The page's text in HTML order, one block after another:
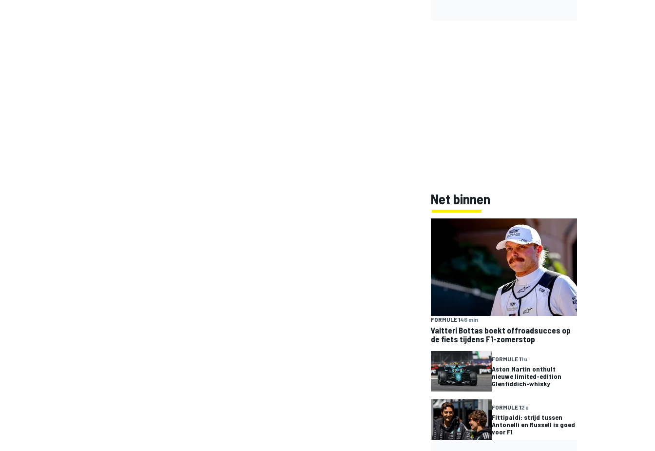
Net binnen
FORMULE 146 min
Valtteri Bottas boekt offroadsucces op
de fiets tijdens F1-zomerstop
FORMULE 11 u
Aston Martin onthult
nieuwe limited-edition
Glenfiddich-whisky
FORMULE 12 u
Fittipaldi: strijd tussen
Antonelli en Russell is goed
voor F1